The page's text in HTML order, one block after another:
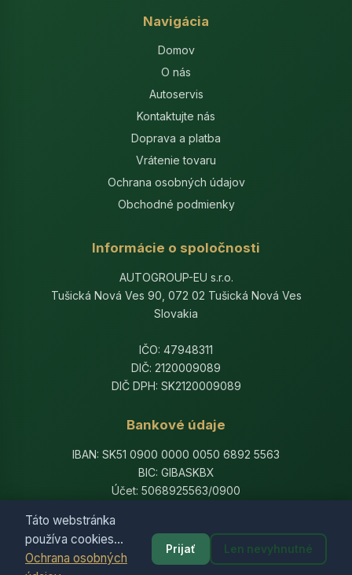
Táto webstránka
používa cookies...
Ochrana osobných
Prijať Len nevyhnutné
Navigácia
Domov
O nás
Autoservis
Kontaktujte nás
Doprava a platba
Vrátenie tovaru
Ochrana osobných údajov
Obchodné podmienky
Informácie o spoločnosti
AUTOGROUP-EU s.r.o.
Tušická Nová Ves 90, 072 02 Tušická Nová Ves
Slovakia
IČO: 47948311
DIČ: 2120009089
DIČ DPH: SK2120009089
Bankové údaje
IBAN: SK51 0900 0000 0050 6892 5563
BIC: GIBASKBX
Účet: 5068925563/0900